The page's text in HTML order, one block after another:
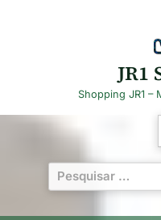
JR1
Shopping JR1 –
Pesquisar
por: